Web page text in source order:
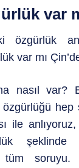
var
özgürlük
var mı
nasıl var?
hep
ile
şeklinde
tüm